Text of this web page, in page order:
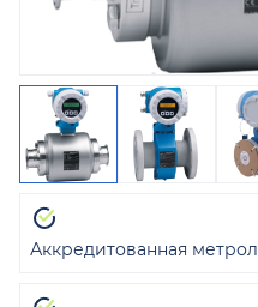
Аккредитованная